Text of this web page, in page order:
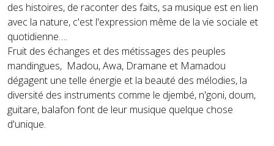
des histoires, de raconter des faits, sa musique est en lien
avec la nature, c'est l'expression même de la vie sociale et
quotidienne….
Fruit des échanges et des métissages des peuples
mandingues, Madou, Awa, Dramane et Mamadou
dégagent une telle énergie et la beauté des mélodies, la
diversité des instruments comme le djembé, n'goni, doum,
guitare, balafon font de leur musique quelque chose
d'unique.